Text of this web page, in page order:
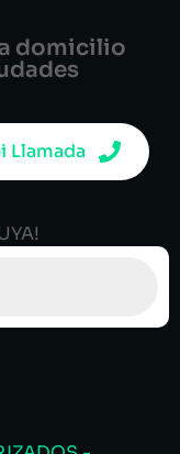
domicilio
Llamada